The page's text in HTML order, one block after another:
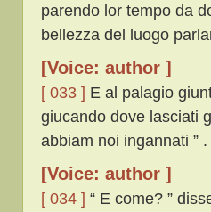
parendo lor tempo da
bellezza del luogo
[Voice: author ]
[ 033 ] E al palagio
giucando dove lasciati
abbiam noi ingannati ” .
[Voice: author ]
[ 034 ] “ E come? ”